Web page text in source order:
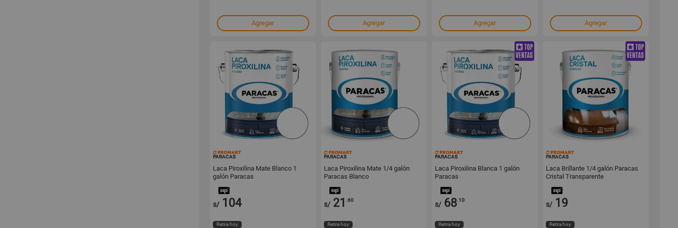
Agregar Agregar Agregar Agregar
PARACAS
Laca Piroxilina Mate Blanco 1
galón Paracas
s/ 104
Retira hoy
PARACAS
Laca Piroxilina Mate 1/4 galón
Paracas Blanco
s/ 21 .60
Retira hoy
PARACAS
Laca Piroxilina Blanca 1 galón
Paracas
s/ 68.10
Retira hoy
PARACAS
Laca Brillante 1/4 galón Paracas
Cristal Transparente
s/ 19
Retira hoy